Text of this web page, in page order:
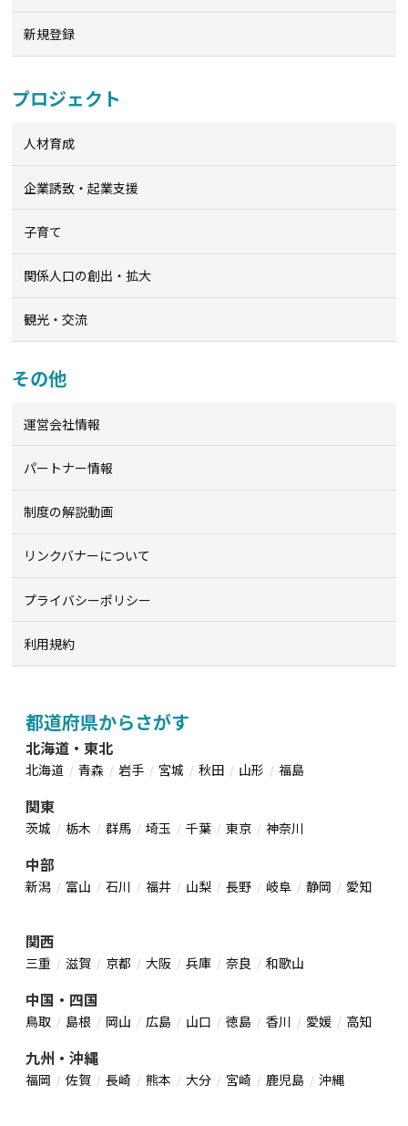
新規登録
プロジェクト
人材育成
企業誘致・起業支援
子育て
関係人口の創出・拡大
観光・交流
その他
運営会社情報
パートナー情報
制度の解説動画
リンクバナーについて
プライバシーポリシー
利用規約
都道府県からさがす
北海道・東北
北海道 青森 岩手 宮城 秋田 山形 福島
関東
茨城 栃木 群馬 埼玉 千葉 東京 神奈川
中部
新潟 富山 石川 福井 山梨 長野 岐阜 静岡 愛知
関西
三重 滋賀 京都 大阪 兵庫 奈良 和歌山
中国・四国
鳥取 島根 岡山 広島 山口 徳島 香川 愛媛 高知
九州・沖縄
福岡 佐賀 長崎 熊本 大分 宮崎 鹿児島 沖縄